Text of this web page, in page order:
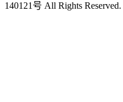
140121号 All Rights Reserved.